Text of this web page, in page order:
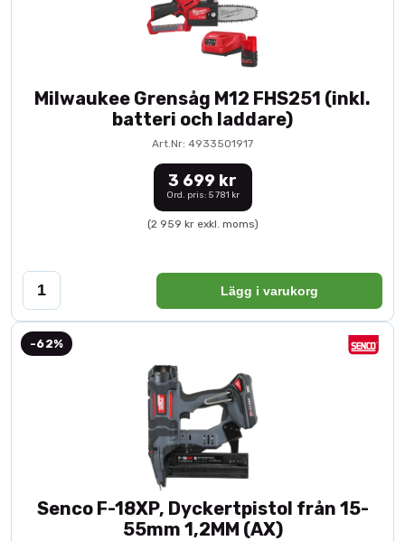
Milwaukee Grensåg M12 FHS251 (inkl.
batteri och laddare)
Art.Nr: 4933501917
3 699 kr
Ord. pris: 5 781 kr
(2 959 kr exkl. moms)
Lägg i varukorg
-62%
Senco F-18XP, Dyckertpistol från 15-
55mm 1,2MM (AX)